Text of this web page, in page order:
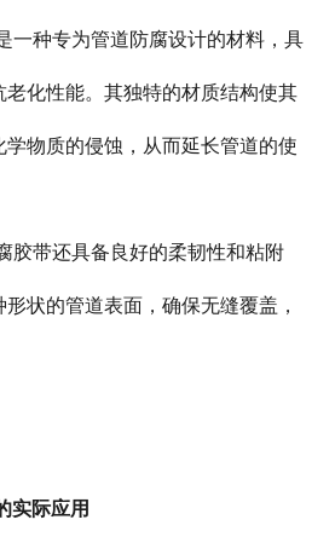
一种专为管道防腐设计的材料，具
化性能。其独特的材质结构使其
物质的侵蚀，从而延长管道的使
胶带还具备良好的柔韧性和粘附
状的管道表面，确保无缝覆盖，
实际应用